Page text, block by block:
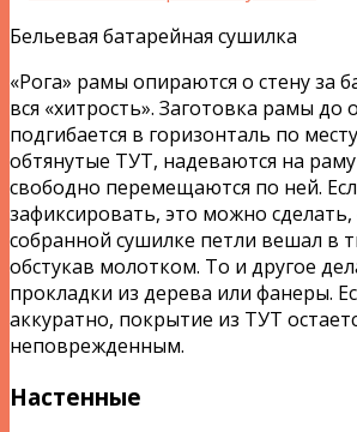
Бельевая батарейная сушилка
«Рога» рамы опираются о стену за
вся «хитрость». Заготовка рамы до
подгибается в горизонталь по
обтянутые ТУТ, надеваются на раму
свободно перемещаются по ней.
зафиксировать, это можно
собранной сушилке петли вешал в
обстукав молотком. То и другое
прокладки из дерева или фанеры.
аккуратно, покрытие из ТУТ
неповрежденным.
Настенные